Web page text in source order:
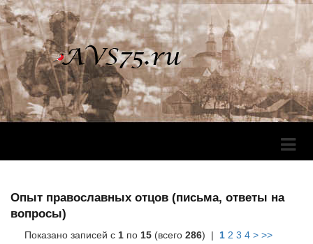
Опыт православных отцов (письма, ответы на
вопросы)
Показано записей с 1 по 15 (всего 286) | 1 2 3 4 > >>